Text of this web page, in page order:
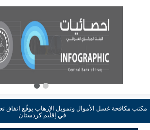
مكتب مكافحة غسل الأموال وتمويل الإرهاب يوقّع اتفاق
في إقليم كردستان